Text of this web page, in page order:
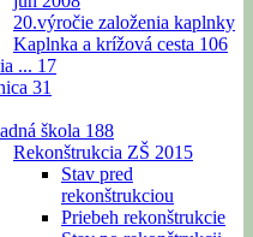
20.výročie založenia kaplnky
Kaplnka a krížová cesta 106
... 17
31
škola 188
Rekonštrukcia ZŠ 2015
Stav pred
rekonštrukciou
Priebeh rekonštrukcie